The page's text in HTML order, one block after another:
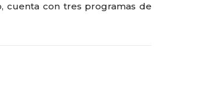
cuenta con tres programas de